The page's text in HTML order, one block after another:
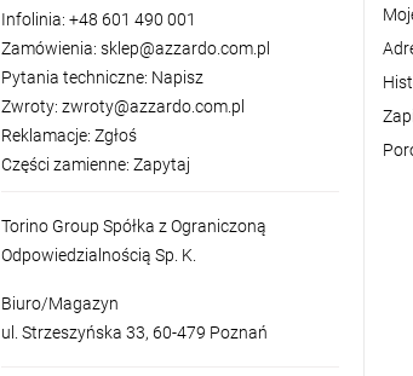
Infolinia: +48 601 490 001
Zamówienia: sklep@azzardo.com.pl
Pytania techniczne: Napisz
Zwroty: zwroty@azzardo.com.pl
Reklamacje: Zgłoś
Części zamienne: Zapytaj
Torino Group Spółka z Ograniczoną
Odpowiedzialnością Sp. K.
Biuro/Magazyn
ul. Strzeszyńska 33, 60-479 Poznań